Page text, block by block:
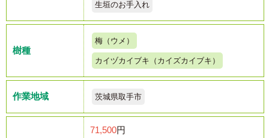
生垣のお手入れ
樹種
梅（ウメ）
カイヅカイブキ（カイズカイブキ）
作業地域 茨城県取手市
71,500円